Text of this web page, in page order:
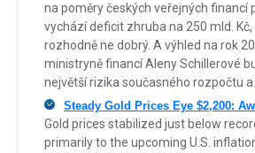
na poměry českých veřejných financí
vychází deficit zhruba na 250 mld.
rozhodně ne dobrý. A výhled na rok
ministryně financí Aleny Schillerové
největší rizika současného rozpočtu
Steady Gold Prices Eye $2,200:
Gold prices stabilized just below
primarily to the upcoming U.S.